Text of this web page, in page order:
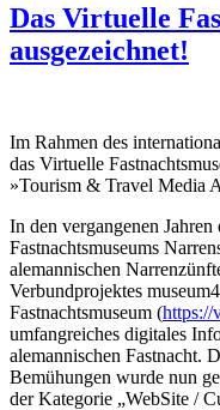
Das Virtuelle
ausgezeichnet!
Im Rahmen des
das Virtuelle
»Tourism & Travel Media
In den vergangenen
Fastnachtsmuseums
alemannischen
Verbundprojektes
Fastnachtsmuseum (https://
umfangreiches digitales
alemannischen Fastnacht.
Bemühungen wurde nun
der Kategorie „WebSite /